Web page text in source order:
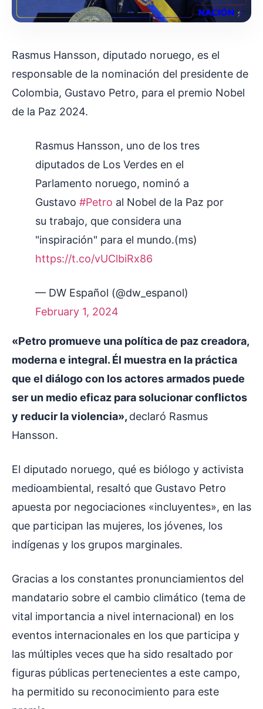
Rasmus Hansson, diputado noruego, es el
responsable de la nominación del presidente de
Colombia, Gustavo Petro, para el premio Nobel
de la Paz 2024.
Rasmus Hansson, uno de los tres
diputados de Los Verdes en el
Parlamento noruego, nominó a
Gustavo #Petro al Nobel de la Paz por
su trabajo, que considera una
"inspiración" para el mundo.(ms)
https://t.co/vUClbiRx86
— DW Español (@dw_espanol)
February 1, 2024
«Petro promueve una política de paz creadora,
moderna e integral. Él muestra en la práctica
que el diálogo con los actores armados puede
ser un medio eficaz para solucionar conflictos
y reducir la violencia», declaró Rasmus
Hansson.
El diputado noruego, qué es biólogo y activista
medioambiental, resaltó que Gustavo Petro
apuesta por negociaciones «incluyentes», en las
que participan las mujeres, los jóvenes, los
indígenas y los grupos marginales.
Gracias a los constantes pronunciamientos del
mandatario sobre el cambio climático (tema de
vital importancia a nivel internacional) en los
eventos internacionales en los que participa y
las múltiples veces que ha sido resaltado por
figuras públicas pertenecientes a este campo,
ha permitido su reconocimiento para este